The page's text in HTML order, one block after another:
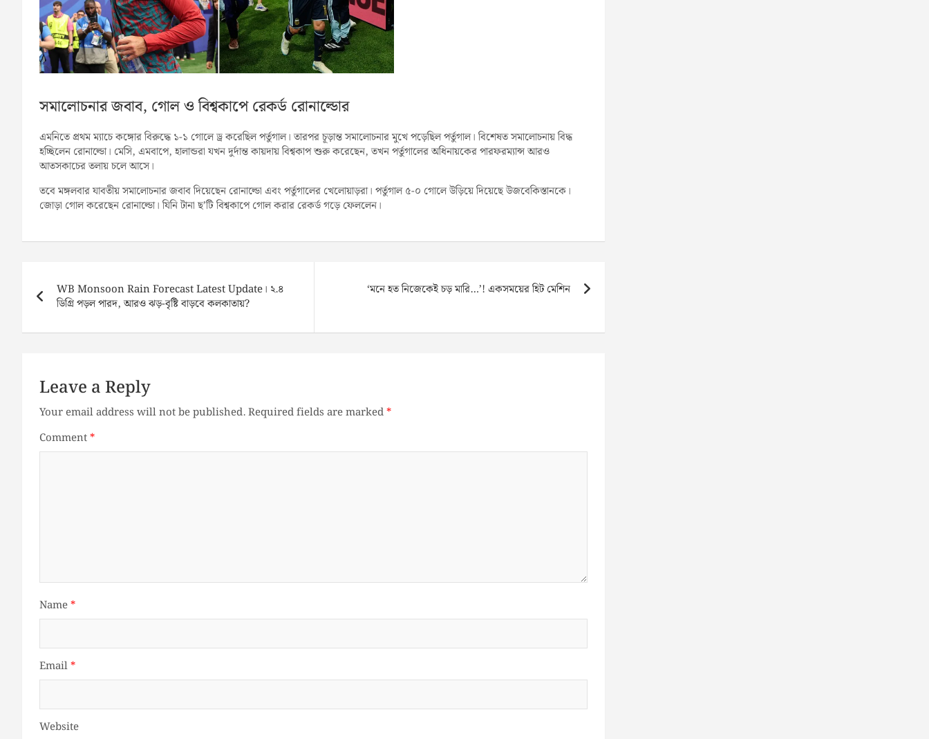
সমালোচনার জবাব, গোল ও বিশ্বকাপে রেকর্ড রোনাল্ডোর
এমনিতে প্রথম ম্যাচে কঙ্গোর বিরুদ্ধে ১-১ গোলে ড্র করেছিল পর্তুগাল। তারপর চূড়ান্ত সমালোচনার মুখে পড়েছিল পর্তুগাল। বিশেষত সমালোচনায় বিদ্ধ
হচ্ছিলেন রোনাল্ডো। মেসি, এমবাপে, হালান্ডরা যখন দুর্দান্ত কায়দায় বিশ্বকাপ শুরু করেছেন, তখন পর্তুগালের অধিনায়কের পারফরম্যান্স আরও
আতসকাচের তলায় চলে আসে।
তবে মঙ্গলবার যাবতীয় সমালোচনার জবাব দিয়েছেন রোনাল্ডো এবং পর্তুগালের খেলোয়াড়রা। পর্তুগাল ৫-০ গোলে উড়িয়ে দিয়েছে উজবেকিস্তানকে।
জোড়া গোল করেছেন রোনাল্ডো। যিনি টানা ছ’টি বিশ্বকাপে গোল করার রেকর্ড গড়ে ফেললেন।
navigation
WB Monsoon Rain Forecast Latest Update। ২.৪
ডিগ্রি পড়ল পারদ, আরও ঝড়-বৃষ্টি বাড়বে কলকাতায়?
‘মনে হত নিজেকেই চড় মারি…’! একসময়ের হিট মেশিন
Leave a Reply
Your email address will not be published.Required fields are marked*
Comment*
Name*
Email*
Website